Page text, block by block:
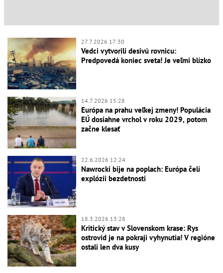
27.7.2026 17:30
Vedci vytvorili desivú rovnicu:
Predpovedá koniec sveta! Je veľmi blízko
14.7.2026 15:28
Európa na prahu veľkej zmeny! Populácia
EÚ dosiahne vrchol v roku 2029, potom
začne klesať
22.6.2026 12:24
Nawrocki bije na poplach: Európa čelí
explózii bezdetnosti
18.3.2026 13:28
Kritický stav v Slovenskom krase: Rys
ostrovid je na pokraji vyhynutia! V regióne
ostali len dva kusy